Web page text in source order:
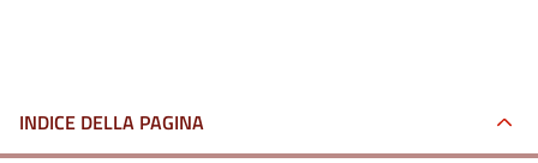
INDICE DELLA PAGINA